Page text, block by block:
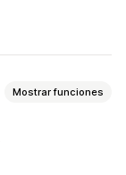
Mostrar funciones